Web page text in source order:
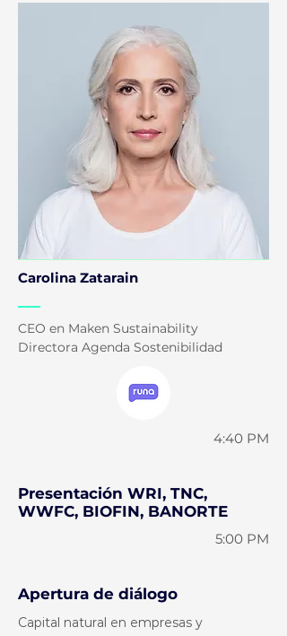
Carolina Zatarain
CEO en Maken Sustainability
Directora Agenda Sostenibilidad
4:40 PM
Presentación WRI, TNC,
WWFC, BIOFIN, BANORTE
5:00 PM
Apertura de diálogo
Capital natural en empresas y